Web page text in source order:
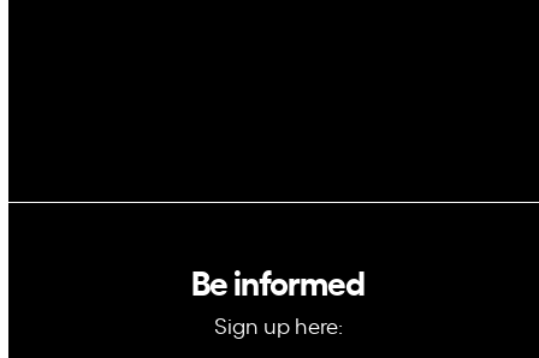
Be informed
Sign up here: